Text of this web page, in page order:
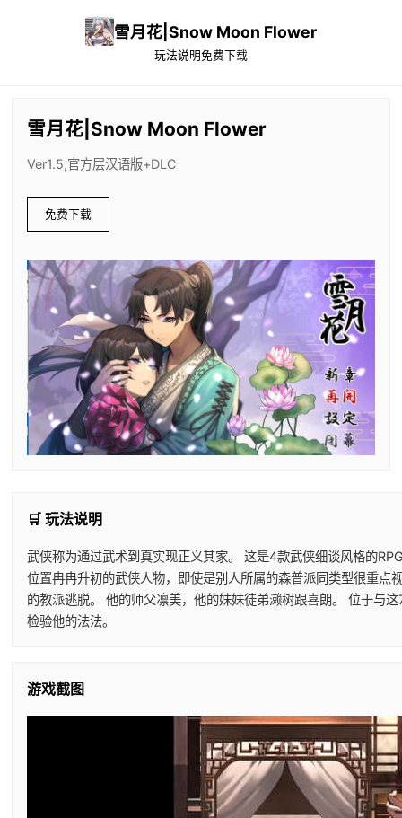
雪月花|Snow Moon Flower
玩法说明免费下载
雪月花|Snow Moon Flower
Ver1.5,官方层汉语版+DLC
免费下载
🛒 玩法说明
武侠称为通过武术到真实现正义其家。 这是4款武侠细谈风格的
位置冉冉升初的武侠人物，即使是别人所属的森普派同类型很重
的教派逃脱。 他的师父凛美，他的妹妹徒弟濑树跟喜朗。 位于与
检验他的法法。
游戏截图